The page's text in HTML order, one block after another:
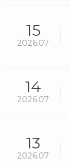
15
2026.07
14
2026.07
13
2026.07